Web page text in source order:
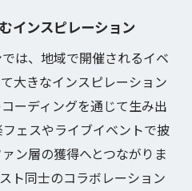
す音楽の奥深さ
進化とその影響
革新的技術
トレンド
現するための工夫
ングの未来を探る
インスピレーション
は、地域で開催されるイベ
大きなインスピレーション
ーディングを通じて生み出
ェスやライブイベントで披
ン層の獲得へとつながりま
ト同士のコラボレーション